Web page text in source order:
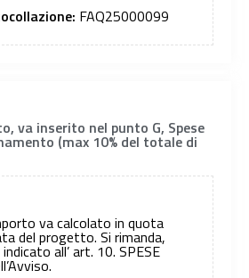
FAQ25000099
va inserito nel punto G, Spese
(max 10% del totale di
va calcolato in quota
del progetto. Si rimanda,
all’ art. 10. SPESE